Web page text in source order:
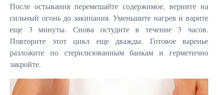
После остывания перемешайте содержимое, верните на
сильный огонь до закипания. Уменьшите нагрев и варите
еще 3 минуты. Снова остудите в течение 3 часов.
Повторите этот цикл еще дважды. Готовое варенье
разложите по стерилизованным банкам и герметично
закройте.